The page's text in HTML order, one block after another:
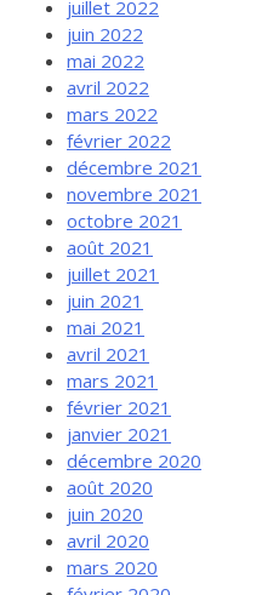
juillet 2022
juin 2022
mai 2022
avril 2022
mars 2022
février 2022
décembre 2021
novembre 2021
octobre 2021
août 2021
juillet 2021
juin 2021
mai 2021
avril 2021
mars 2021
février 2021
janvier 2021
décembre 2020
août 2020
juin 2020
avril 2020
mars 2020